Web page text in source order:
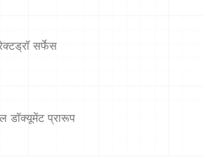
सर्फेस
डॉक्यूमेंट प्रारूप